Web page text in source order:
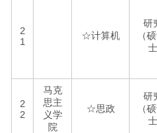
2
1
☆计算机
研
（
士
2
2
马克
思主
义学
院
☆思政
研
（
士